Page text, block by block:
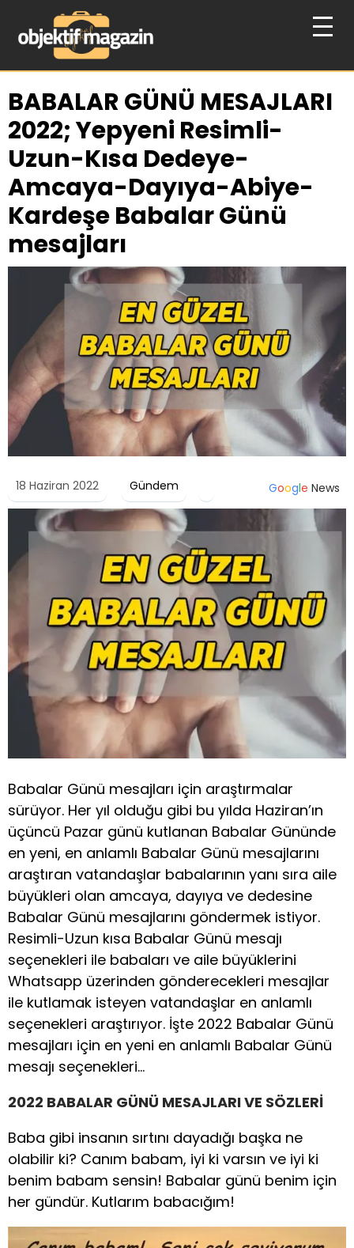
BABALAR GÜNÜ MESAJLARI
2022; Yepyeni Resimli-
Uzun-Kısa Dedeye-
Amcaya-Dayıya-Abiye-
Kardeşe Babalar Günü
mesajları
18 Haziran 2022 Gündem Google News
Babalar Günü mesajları için araştırmalar
sürüyor. Her yıl olduğu gibi bu yılda Haziran’ın
üçüncü Pazar günü kutlanan Babalar Gününde
en yeni, en anlamlı Babalar Günü mesajlarını
araştıran vatandaşlar babalarının yanı sıra aile
büyükleri olan amcaya, dayıya ve dedesine
Babalar Günü mesajlarını göndermek istiyor.
Resimli-Uzun kısa Babalar Günü mesajı
seçenekleri ile babaları ve aile büyüklerini
Whatsapp üzerinden gönderecekleri mesajlar
ile kutlamak isteyen vatandaşlar en anlamlı
seçenekleri araştırıyor. İşte 2022 Babalar Günü
mesajları için en yeni en anlamlı Babalar Günü
mesajı seçenekleri…
2022 BABALAR GÜNÜ MESAJLARI VE SÖZLERİ
Baba gibi insanın sırtını dayadığı başka ne
olabilir ki? Canım babam, iyi ki varsın ve iyi ki
benim babam sensin! Babalar günü benim için
her gündür. Kutlarım babacığım!